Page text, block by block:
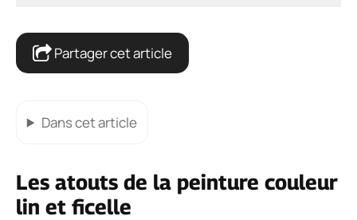
Partager cet article
Dans cet article
Les atouts de la peinture couleur
lin et ficelle